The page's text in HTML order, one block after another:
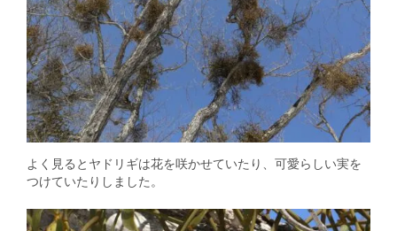
よく見るとヤドリギは花を咲かせていたり、可愛らしい実を
つけていたりしました。